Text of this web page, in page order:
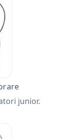
junior.